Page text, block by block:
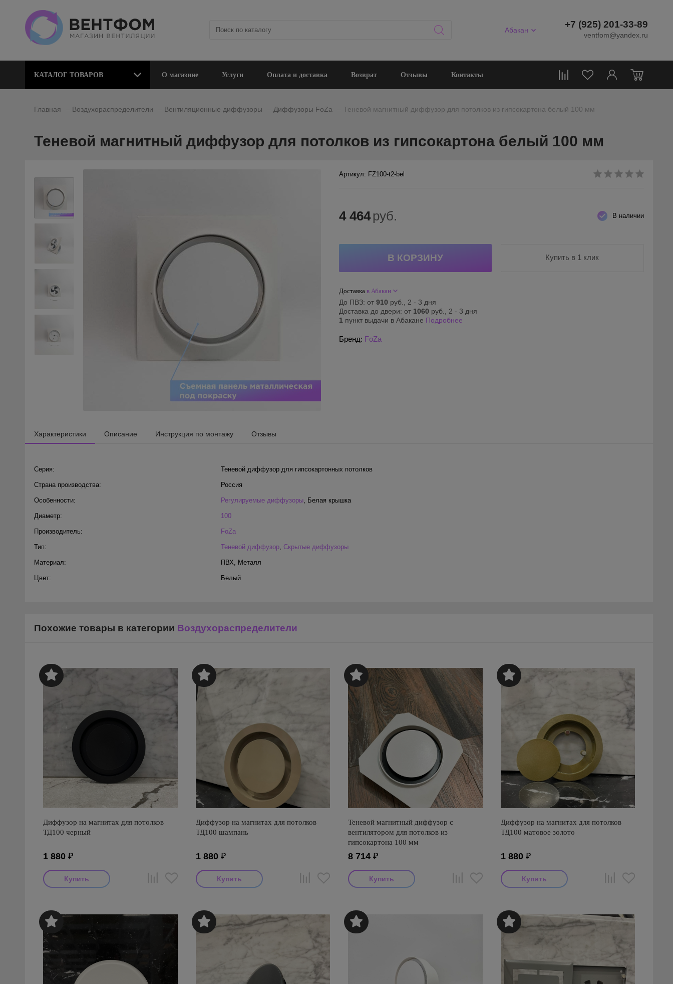
Абакан
+7 (925) 201-33-89
ventfom@yandex.ru
0
КАТАЛОГ ТОВАРОВ О магазине Услуги Оплата и доставка Возврат Отзывы Контакты
Главная Воздухораспределители Вентиляционные диффузоры Диффузоры FoZa Теневой магнитный диффузор для потолков из гипсокартона белый 100 мм
Теневой магнитный диффузор для потолков из гипсокартона белый 100 мм
Артикул: FZ100-t2-bel
В наличии
4 464 руб.
Купить в 1 клик
Доставка в Абакан
До ПВЗ: от 910 руб., 2 - 3 дня
Доставка до двери: от 1060 руб., 2 - 3 дня
1 пункт выдачи в Абакане Подробнее
Бренд: FoZa
Характеристики Описание Инструкция по монтажу Отзывы
Серия: Теневой диффузор для гипсокартонных потолков
Страна производства: Россия
Особенности: Регулируемые диффузоры, Белая крышка
Диаметр: 100
Производитель: FoZa
Тип: Теневой диффузор, Скрытые диффузоры
Материал: ПВХ, Металл
Цвет: Белый
Похожие товары в категории Воздухораспределители
Диффузор на магнитах для потолков
ТД100 черный
1 880 ₽
Диффузор на магнитах для потолков
ТД100 шампань
1 880₽
Теневой магнитный диффузор с
вентилятором для потолков из
гипсокартона 100 мм
8 714 ₽
Диффузор на магнитах для потолков
ТД100 матовое золото
1 880₽